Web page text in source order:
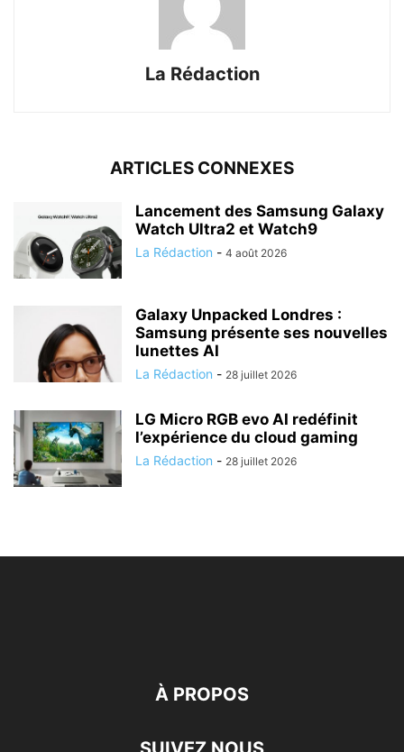
La Rédaction
ARTICLES CONNEXES
Lancement des Samsung Galaxy
Watch Ultra2 et Watch9
La Rédaction - 4 août 2026
Galaxy Unpacked Londres :
Samsung présente ses nouvelles
lunettes AI
La Rédaction - 28 juillet 2026
LG Micro RGB evo AI redéfinit
l’expérience du cloud gaming
La Rédaction - 28 juillet 2026
À PROPOS